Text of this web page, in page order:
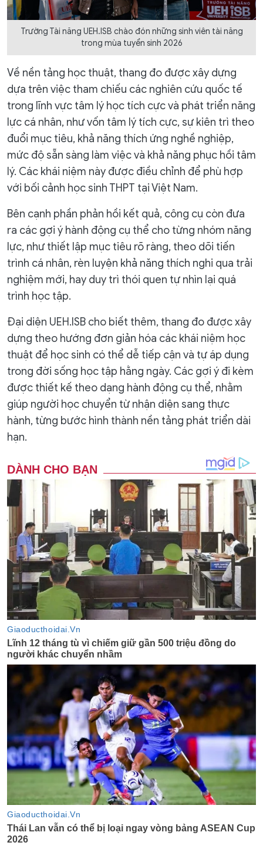
Trường Tài năng UEH.ISB chào đón những sinh viên tài năng
trong mùa tuyển sinh 2026
Về nền tảng học thuật, thang đo được xây dựng
dựa trên việc tham chiếu các nghiên cứu quốc tế
trong lĩnh vực tâm lý học tích cực và phát triển năng
lực cá nhân, như vốn tâm lý tích cực, sự kiên trì theo
đuổi mục tiêu, khả năng thích ứng nghề nghiệp,
mức độ sẵn sàng làm việc và khả năng phục hồi tâm
lý. Các khái niệm này được điều chỉnh để phù hợp
với bối cảnh học sinh THPT tại Việt Nam.
Bên cạnh phần phản hồi kết quả, công cụ còn đưa
ra các gợi ý hành động cụ thể cho từng nhóm năng
lực, như thiết lập mục tiêu rõ ràng, theo dõi tiến
trình cá nhân, rèn luyện khả năng thích nghi qua trải
nghiệm mới, hay duy trì thói quen tự nhìn lại quá
trình học tập.
Đại diện UEH.ISB cho biết thêm, thang đo được xây
dựng theo hướng đơn giản hóa các khái niệm học
thuật để học sinh có thể dễ tiếp cận và tự áp dụng
trong đời sống học tập hằng ngày. Các gợi ý đi kèm
được thiết kế theo dạng hành động cụ thể, nhằm
giúp người học chuyển từ nhận diện sang thực
hành, từng bước hình thành nền tảng phát triển dài
hạn.